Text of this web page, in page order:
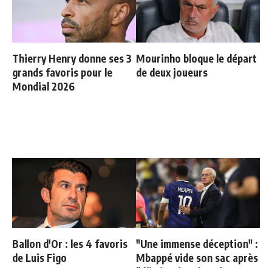
Thierry Henry donne ses 3
grands favoris pour le
Mondial 2026
Mourinho bloque le départ
de deux joueurs
Ballon d'Or : les 4 favoris
de Luis Figo
"Une immense déception" :
Mbappé vide son sac après